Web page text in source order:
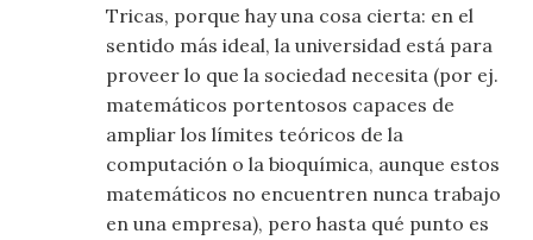
Tricas, porque hay una cosa cierta: en el
sentido más ideal, la universidad está para
proveer lo que la sociedad necesita (por ej.
matemáticos portentosos capaces de
ampliar los límites teóricos de la
computación o la bioquímica, aunque estos
matemáticos no encuentren nunca trabajo
en una empresa), pero hasta qué punto es